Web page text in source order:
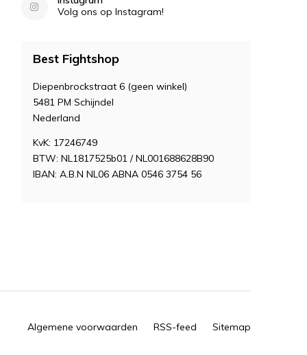
Volg ons op Instagram!
Best Fightshop
Diepenbrockstraat 6 (geen winkel)
5481 PM Schijndel
Nederland
KvK: 17246749
BTW: NL1817525b01 / NL001688628B90
IBAN: A.B.N NL06 ABNA 0546 3754 56
Algemene voorwaarden RSS-feed Sitemap